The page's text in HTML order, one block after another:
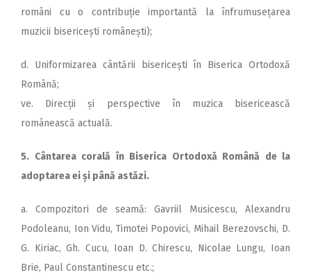
români cu o contribuție importantă la înfrumusețarea
muzicii bisericești ro­mânești);
d. Uniformizarea cân­tării bisericești în Biserica Ortodoxă
Română;
ve. Direcții și perspective în muzica bisericească
românească actuală.
5. Cântarea corală în Biserica Ortodoxă Română de la
adoptarea ei și până astăzi.
a. Compozitori de seamă: Gavriil Musicescu, Alexandru
Podoleanu, Ion Vidu, Timotei Popovici, Mihail Berezovschi, D.
G. Kiriac, Gh. Cucu, Ioan D. Chirescu, Nicolae Lungu, Ioan
Brie, Paul Constantinescu etc.;